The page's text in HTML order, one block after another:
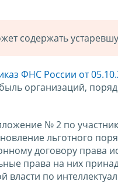
содержать
ФНС России от
организаций,
№ 2 по
льготного
договору права
права на них
по